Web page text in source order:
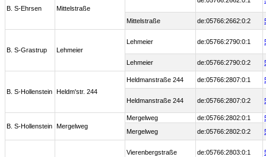
B. S-Ehrsen Mittelstraße
Mittelstraße de:05766:2662:0:2
B. S-Grastrup Lehmeier
Lehmeier de:05766:2790:0:1
Lehmeier de:05766:2790:0:2
B. S-Hollenstein Heldm'str. 244
Heldmanstraße 244 de:05766:2807:0:1
Heldmanstraße 244 de:05766:2807:0:2
B. S-Hollenstein Mergelweg
Mergelweg de:05766:2802:0:1
Mergelweg
de:05766:2802:0:2
Vierenbergstraße de:05766:2803:0:1